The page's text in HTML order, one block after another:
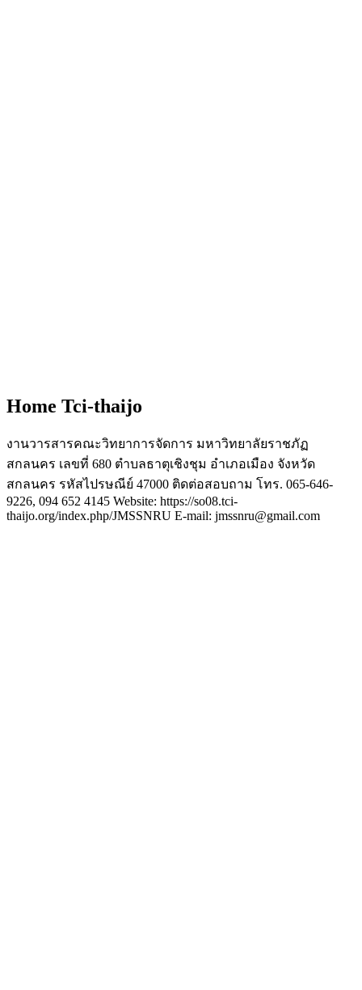
Home Tci-thaijo
งานวารสารคณะวิทยาการจัดการ มหาวิทยาลัยราชภัฏ
สกลนคร เลขที่ 680 ตำบลธาตุเชิงชุม อำเภอเมือง จังหวัด
สกลนคร รหัสไปรษณีย์ 47000 ติดต่อสอบถาม โทร. 065-646-
9226, 094 652 4145 Website: https://so08.tci-
thaijo.org/index.php/JMSSNRU E-mail: jmssnru@gmail.com